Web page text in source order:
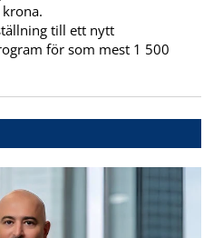
till ett nytt
för som mest 1 500